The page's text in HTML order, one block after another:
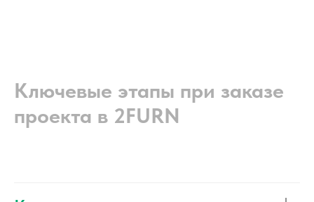
Ключевые этапы при заказе
проекта в 2FURN